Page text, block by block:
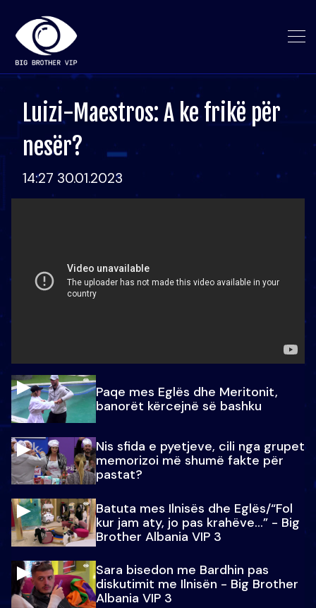
Luizi-Maestros: A ke frikë për
nesër?
14:27 30.01.2023
Paqe mes Eglës dhe Meritonit,
banorët kërcejnë së bashku
Nis sfida e pyetjeve, cili nga grupet
memorizoi më shumë fakte për
pastat?
Batuta mes Ilnisës dhe Eglës/“Fol
kur jam aty, jo pas krahëve…” - Big
Brother Albania VIP 3
Sara bisedon me Bardhin pas
diskutimit me Ilnisën - Big Brother
Albania VIP 3